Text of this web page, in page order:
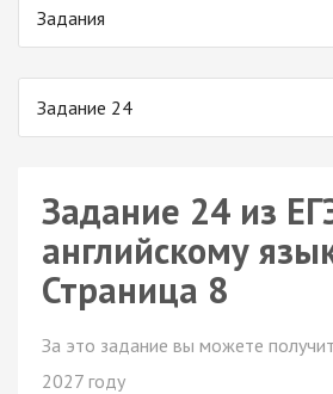
Задания
Задание 24
Задание 24 из
английскому
Страница 8
За это задание вы можете
2027 году